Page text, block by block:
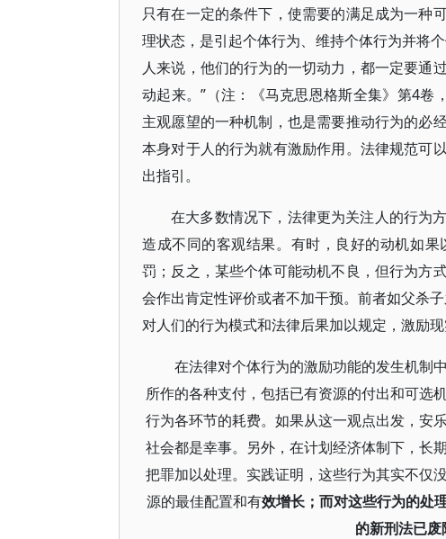
只有在一定的条件下，使需要的满足成为一种
理状态，是引起个体行为、维持个体行为并将
人来说，他们的行为的一切动力，都一定要通
动起来。”（注：《马克思恩格斯全集》第4
主观愿望的一种机制，也是需要推动行为的必
本身对于人的行为就有激励作用。法律规范可
出指引。
在大多数情况下，法律更为关注人的行为
造成不同的客观结果。有时，良好的动机如
罚；反之，某些个体可能动机不良，但行为方
会作出肯定性评价或者不加干预。前者如父杀
对人们的行为模式和法律后果加以规定，激励
在法律对个体行为的激励功能的发生机制
所作的各种支付，包括已有资源的付出和可选
行为各环节的耗费。如果从这一观点出发，安
社会都是幸事。另外，在计划经济体制下，长
把罪加以处理。实践证明，这些行为其实不仅
源的最佳配置和有效增长；而对这些行为的处
的新刑法已废